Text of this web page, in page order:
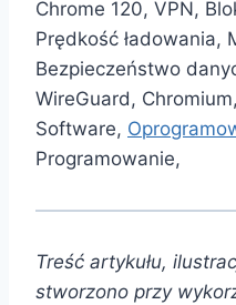
Chrome 120, VPN,
Prędkość ładowania,
Bezpieczeństwo
WireGuard,
Software,
Programowanie,
Treść artykułu,
stworzono przy